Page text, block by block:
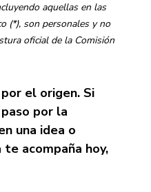
aquellas en las
(*), son personales y no
oficial de la Comisión
el origen. Si
por la
una idea o
acompaña hoy,